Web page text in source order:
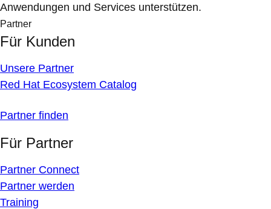
Anwendungen und Services unterstützen.
Partner
Für Kunden
Unsere Partner
Red Hat Ecosystem Catalog
Partner finden
Für Partner
Partner Connect
Partner werden
Training